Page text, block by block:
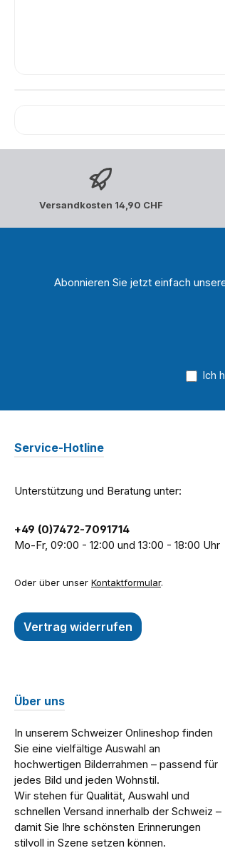
Versandkosten 14,90 CHF
Abonnieren Sie jetzt einfach
Ich
Service-Hotline
Unterstützung und Beratung unter:
+49 (0)7472-7091714
Mo-Fr, 09:00 - 12:00 und 13:00 - 18:00 Uhr
Oder über unser Kontaktformular.
Vertrag widerrufen
Über uns
In unserem Schweizer Onlineshop finden
Sie eine vielfältige Auswahl an
hochwertigen Bilderrahmen – passend für
jedes Bild und jeden Wohnstil.
Wir stehen für Qualität, Auswahl und
schnellen Versand innerhalb der Schweiz –
damit Sie Ihre schönsten Erinnerungen
stilvoll in Szene setzen können.